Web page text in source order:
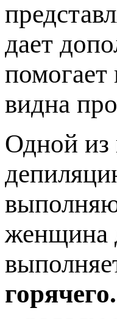
дает
помогает
видна
Одной из
женщина
горячего.